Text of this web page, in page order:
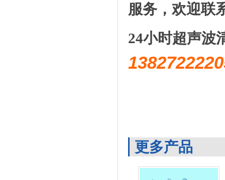
服务，欢迎联
24小时超声波
更多产品